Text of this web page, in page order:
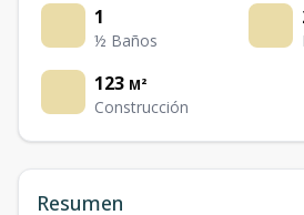
1
½ Baños
123 M²
Construcción
Resumen